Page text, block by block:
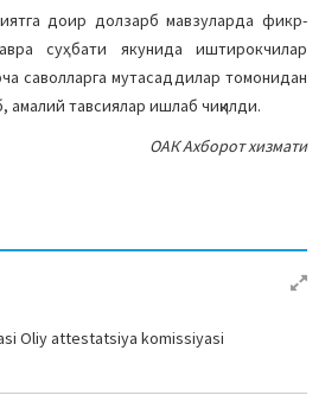
доир долзарб мавзуларда фикр-
суҳбати якунида иштирокчилар
саволларга мутасаддилар томонидан
тавсиялар ишлаб чиқилди.
ОАК Ахборот хизмати
Oliy attestatsiya komissiyasi